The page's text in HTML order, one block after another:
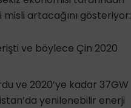
misli artacağını gösteriyor:
ve böylece Çin 2020
ve 2020’ye kadar 37GW
yenilenebilir enerji